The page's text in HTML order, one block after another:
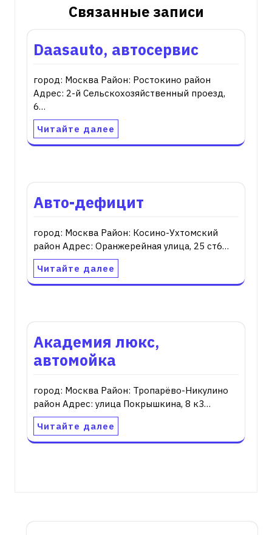
Связанные записи
Daasauto, автосервис
город: Москва Район: Ростокино район
Адрес: 2-й Сельскохозяйственный проезд,
6…
Читайте далее
Авто-дефицит
город: Москва Район: Косино-Ухтомский
район Адрес: Оранжерейная улица, 25 ст6…
Читайте далее
Академия люкс,
автомойка
город: Москва Район: Тропарёво-Никулино
район Адрес: улица Покрышкина, 8 к3…
Читайте далее